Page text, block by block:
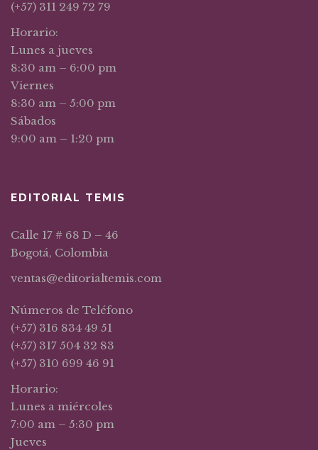
(+57) 311 249 72 79
Horario:
Lunes a jueves
8:30 am – 6:00 pm
Viernes
8:30 am – 5:00 pm
Sábados
9:00 am – 1:20 pm
EDITORIAL TEMIS
Calle 17 # 68 D – 46
Bogotá, Colombia
ventas@editorialtemis.com
Números de Teléfono
(+57) 316 834 49 51
(+57) 317 504 32 83
(+57) 310 699 46 91
Horario:
Lunes a miércoles
7:00 am – 5:30 pm
Jueves